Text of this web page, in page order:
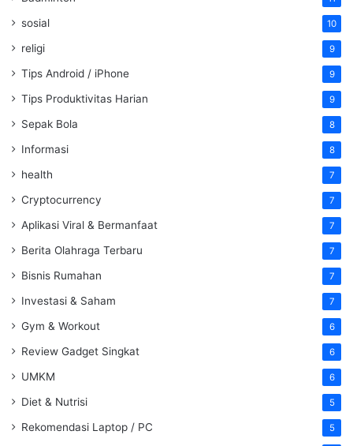
sosial 10
religi 9
Tips Android / iPhone 9
Tips Produktivitas Harian 9
Sepak Bola 8
Informasi 8
health 7
Cryptocurrency 7
Aplikasi Viral & Bermanfaat 7
Berita Olahraga Terbaru 7
Bisnis Rumahan 7
Investasi & Saham 7
Gym & Workout 6
Review Gadget Singkat 6
UMKM 6
Diet & Nutrisi 5
Rekomendasi Laptop / PC 5